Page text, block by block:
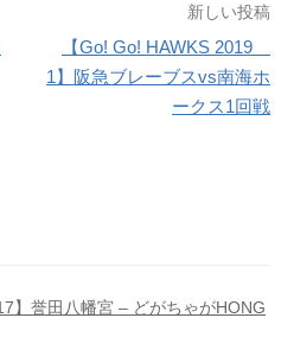
新しい投稿
【Go! Go! HAWKS 2019
1】阪急ブレーブスvs南海ホ
ークス1回戦
】誉田八幡宮 – どがちゃがHONG